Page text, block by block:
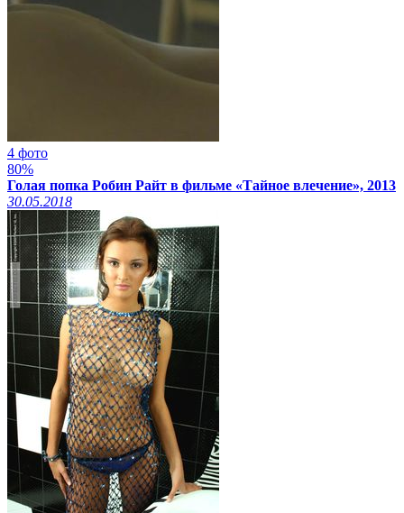
4 фото
80%
Голая попка Робин Райт в фильме «Тайное влечение», 2013
30.05.2018